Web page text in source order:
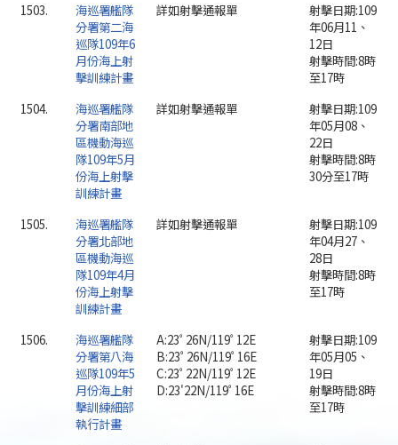
1503.
海巡署艦隊
分署第二海
巡隊109年6
月份海上射
擊訓練計畫
詳如射擊通報單
射擊日期:109
年06月11、
12日
射擊時間:8時
至17時
1504.
海巡署艦隊
分署南部地
區機動海巡
隊109年5月
份海上射擊
訓練計畫
詳如射擊通報單
射擊日期:109
年05月08、
22日
射擊時間:8時
30分至17時
1505.
海巡署艦隊
分署北部地
區機動海巡
隊109年4月
份海上射擊
訓練計畫
詳如射擊通報單
射擊日期:109
年04月27、
28日
射擊時間:8時
至17時
1506.
海巡署艦隊
分署第八海
巡隊109年5
月份海上射
擊訓練細部
執行計畫
A:23ﾟ26N/119ﾟ12E
B:23ﾟ26N/119ﾟ16E
C:23ﾟ22N/119ﾟ12E
D:23'22N/119ﾟ16E
射擊日期:109
年05月05、
19日
射擊時間:8時
至17時